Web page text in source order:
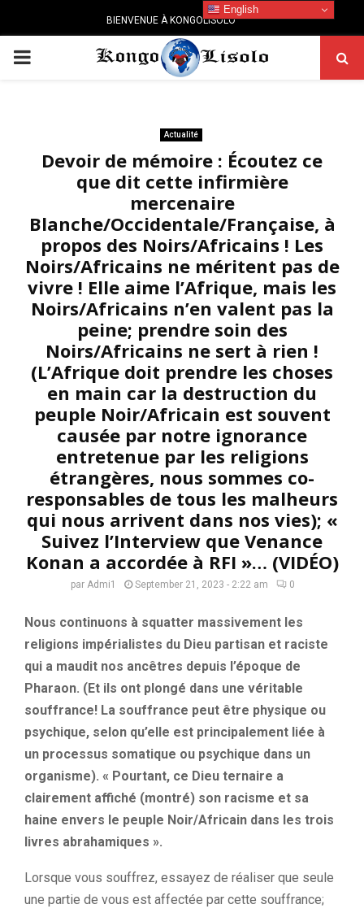
BIENVENUE À KONGOLISOLO
PRIMARY
Actualité
Devoir de mémoire : Écoutez ce
que dit cette infirmière
mercenaire
Blanche/Occidentale/Française, à
propos des Noirs/Africains ! Les
Noirs/Africains ne méritent pas de
vivre ! Elle aime l’Afrique, mais les
Noirs/Africains n’en valent pas la
peine; prendre soin des
Noirs/Africains ne sert à rien !
(L’Afrique doit prendre les choses
en main car la destruction du
peuple Noir/Africain est souvent
causée par notre ignorance
entretenue par les religions
étrangères, nous sommes co-
responsables de tous les malheurs
qui nous arrivent dans nos vies); «
Suivez l’Interview que Venance
Konan a accordée à RFI »… (VIDÉO)
par Admi1 September 21, 2023 - 2:22 am 0
Nous continuons à squatter massivement les
religions impérialistes du Dieu partisan et raciste
qui a maudit nos ancêtres depuis l’époque de
Pharaon. (Et ils ont plongé dans une véritable
souffrance! La souffrance peut être physique ou
psychique, selon qu’elle est principalement liée à
un processus somatique ou psychique dans un
organisme). « Pourtant, ce Dieu ternaire a
clairement affiché (montré) son racisme et sa
haine envers le peuple Noir/Africain dans les trois
livres abrahamiques ».
Lorsque vous souffrez, essayez de réaliser que seule
une partie de vous est affectée par cette souffrance;
English